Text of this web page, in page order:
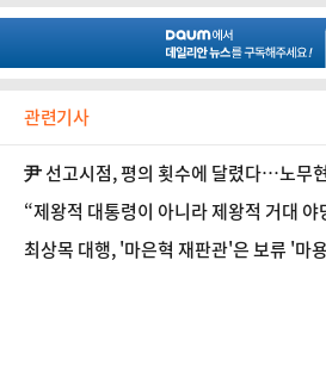
관련기사
尹 선고시점, 평의 횟수에 달렸다…노무
“제왕적 대통령이 아니라 제왕적 거대 야
최상목 대행, '마은혁 재판관'은 보류 '마